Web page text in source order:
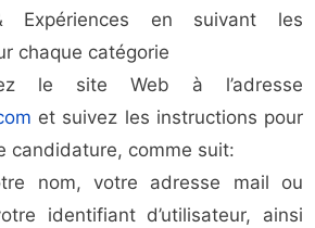
Expériences en suivant les
chaque catégorie
le site Web à l’adresse
et suivez les instructions pour
candidature, comme suit:
nom, votre adresse mail ou
identifiant d’utilisateur, ainsi